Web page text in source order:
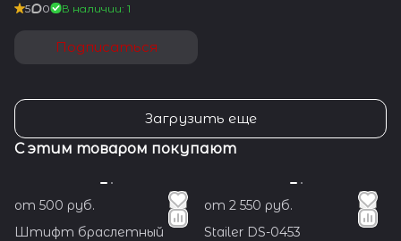
5 0 В наличии: 1
Подписаться
Загрузить еще
С этим товаром покупают
от 500 руб.
Штифт браслетный
от 2 550 руб.
Stailer DS-0453